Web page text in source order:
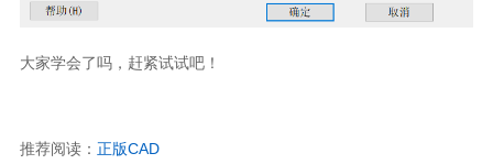
大家学会了吗，赶紧试试吧！
推荐阅读： 正版CAD